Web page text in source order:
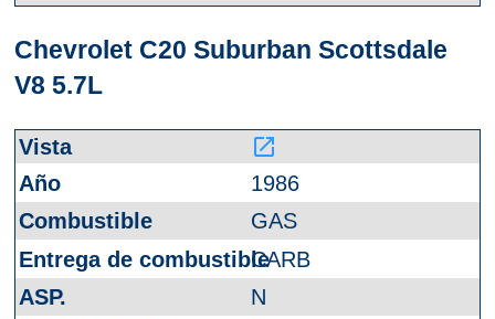
Chevrolet C20 Suburban Scottsdale
V8 5.7L
launch
1986
GAS
CARB
N